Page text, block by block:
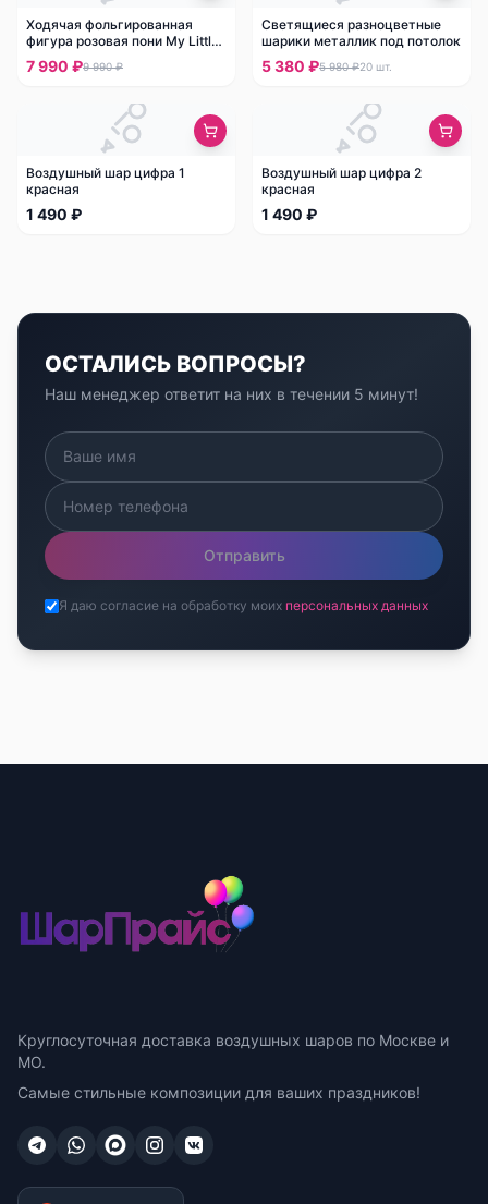
Ходячая фольгированная
фигура розовая пони My Little
Pony
7 990 ₽9 990 ₽
Светящиеся разноцветные
шарики металлик под потолок
5 380 ₽5 980 ₽20 шт.
Воздушный шар цифра 1
красная
1 490 ₽
Воздушный шар цифра 2
красная
1 490 ₽
ОСТАЛИСЬ ВОПРОСЫ?
Наш менеджер ответит на них в течении 5 минут!
Отправить
Я даю согласие на обработку моих персональных данных
Круглосуточная доставка воздушных шаров по Москве и
МО.
Самые стильные композиции для ваших праздников!